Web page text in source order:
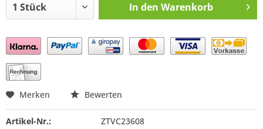
In den Warenkorb
Preis anfragen
Merken Bewerten
Artikel-Nr.:
ZTVC23608